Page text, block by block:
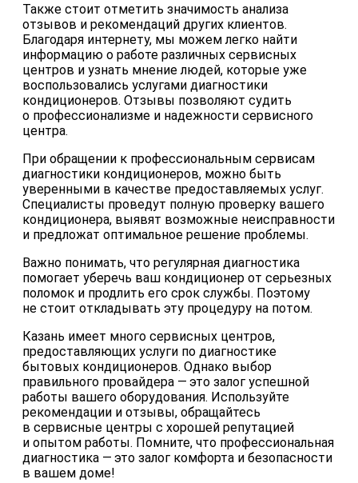
Также стоит отметить значимость анализа
отзывов и рекомендаций других клиентов.
Благодаря интернету, мы можем легко найти
информацию о работе различных сервисных
центров и узнать мнение людей, которые уже
воспользовались услугами диагностики
кондиционеров. Отзывы позволяют судить
о профессионализме и надежности сервисного
центра.
При обращении к профессиональным сервисам
диагностики кондиционеров, можно быть
уверенными в качестве предоставляемых услуг.
Специалисты проведут полную проверку вашего
кондиционера, выявят возможные неисправности
и предложат оптимальное решение проблемы.
Важно понимать, что регулярная диагностика
помогает уберечь ваш кондиционер от серьезных
поломок и продлить его срок службы. Поэтому
не стоит откладывать эту процедуру на потом.
Казань имеет много сервисных центров,
предоставляющих услуги по диагностике
бытовых кондиционеров. Однако выбор
правильного провайдера — это залог успешной
работы вашего оборудования. Используйте
рекомендации и отзывы, обращайтесь
в сервисные центры с хорошей репутацией
и опытом работы. Помните, что профессиональная
диагностика — это залог комфорта и безопасности
в вашем доме!